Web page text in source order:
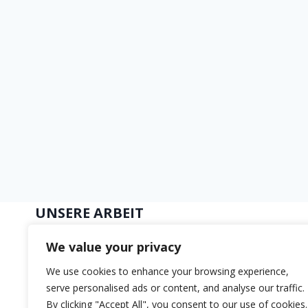
We value your privacy
We use cookies to enhance your browsing experience,
serve personalised ads or content, and analyse our traffic.
By clicking "Accept All", you consent to our use of cookies.
UNSERE ARBEIT
Bildung
Digitalisierung von Ökosystemen